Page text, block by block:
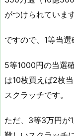
がつけられています
ですので、1等当
5等1000円の当選
は10枚買えば2枚
スクラッチです。
ただ、3等3万円が